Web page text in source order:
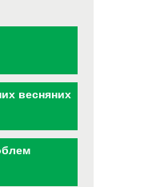
весняних